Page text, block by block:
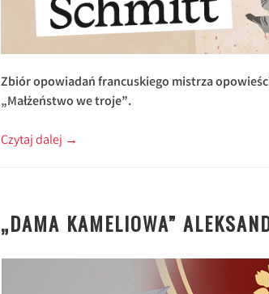
Zbiór opowiadań francuskiego mistrza
„Małżeństwo we troje”.
Czytaj dalej →
„DAMA KAMELIOWA”